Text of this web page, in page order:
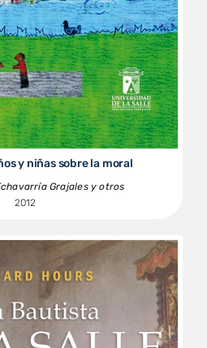
y niñas sobre la moral
Grajales y otros
2012